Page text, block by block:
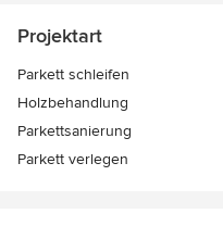
Projektart
Parkett schleifen
Holzbehandlung
Parkettsanierung
Parkett verlegen